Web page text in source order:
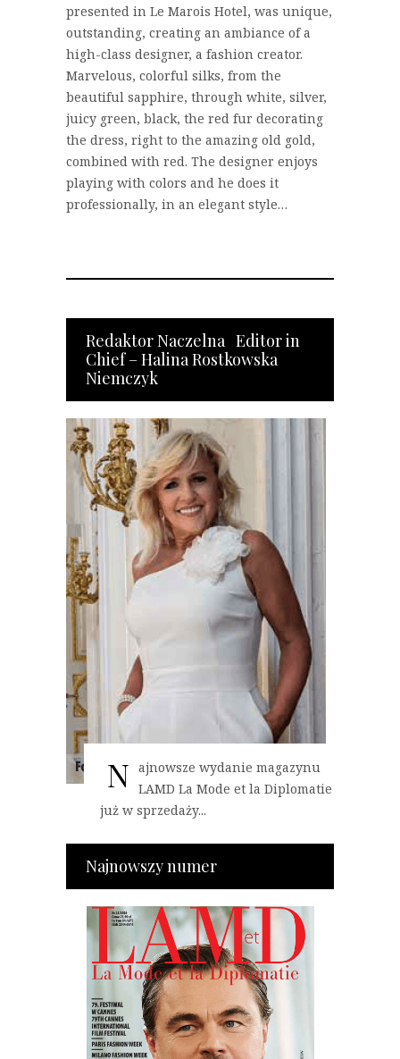
presented in Le Marois Hotel, was unique,
outstanding, creating an ambiance of a
high-class designer, a fashion creator.
Marvelous, colorful silks, from the
beautiful sapphire, through white, silver,
juicy green, black, the red fur decorating
the dress, right to the amazing old gold,
combined with red. The designer enjoys
playing with colors and he does it
professionally, in an elegant style…
Redaktor Naczelna Editor in
Chief – Halina Rostkowska
Niemczyk
N ajnowsze wydanie magazynu
LAMD La Mode et la Diplomatie
już w sprzedaży...
Najnowszy numer